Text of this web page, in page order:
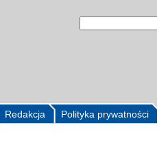
Polityka prywatności
Redakcja